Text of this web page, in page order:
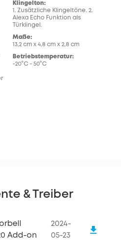
Klingelton:
1. Zusätzliche Klingeltöne. 2.
Alexa Echo Funktion als
Türklingel.
Maße:
13,2 cm x 4,8 cm x 2,8 cm
Betriebstemperatur:
-20°C - 50°C
& Treiber
Add-on
2024-
05-23